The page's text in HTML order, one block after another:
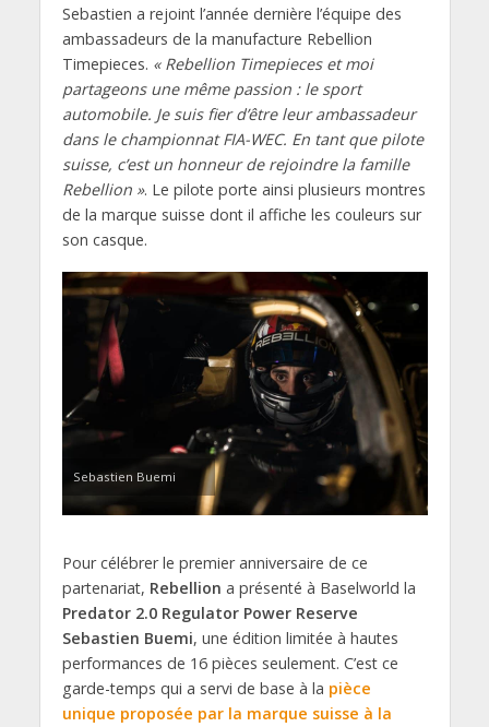
Sebastien a rejoint l’année dernière l’équipe des
ambassadeurs de la manufacture Rebellion
Timepieces. « Rebellion Timepieces et moi
partageons une même passion : le sport
automobile. Je suis fier d’être leur ambassadeur
dans le championnat FIA-WEC. En tant que pilote
suisse, c’est un honneur de rejoindre la famille
Rebellion ». Le pilote porte ainsi plusieurs montres
de la marque suisse dont il affiche les couleurs sur
son casque.
Sebastien Buemi
Pour célébrer le premier anniversaire de ce
partenariat, Rebellion a présenté à Baselworld la
Predator 2.0 Regulator Power Reserve
Sebastien Buemi, une édition limitée à hautes
performances de 16 pièces seulement. C’est ce
garde-temps qui a servi de base à la pièce
unique proposée par la marque suisse à la